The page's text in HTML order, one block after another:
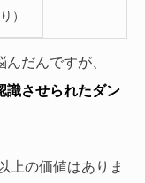
）
だんですが、
識させられたダン
上の価値はありま